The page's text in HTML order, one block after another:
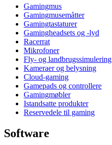
Gamingmus
Gamingmusemåtter
Gamingtastaturer
Gamingheadsets og -lyd
Racerrat
Mikrofoner
Fly- og landbrugssimulering
Kameraer og belysning
Cloud-gaming
Gamepads og controllere
Gamingmøbler
Istandsatte produkter
Reservedele til gaming
Software